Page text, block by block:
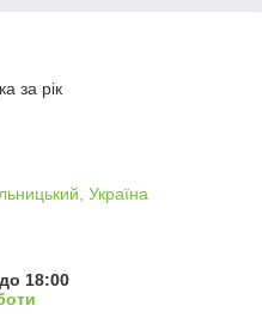
за рік
Україна
18:00